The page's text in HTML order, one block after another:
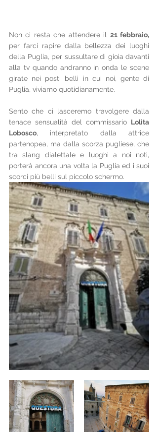
Non ci resta che attendere il 21 febbraio,
per farci rapire dalla bellezza dei luoghi
della Puglia, per sussultare di gioia davanti
alla tv quando andranno in onda le scene
girate nei posti belli in cui noi, gente di
Puglia, viviamo quotidianamente.
Sento che ci lasceremo travolgere dalla
tenace sensualità del commissario Lolita
Lobosco, interpretato dalla attrice
partenopea, ma dalla scorza pugliese, che
tra slang dialettale e luoghi a noi noti,
porterà ancora una volta la Puglia ed i suoi
scorci più belli sul piccolo schermo.